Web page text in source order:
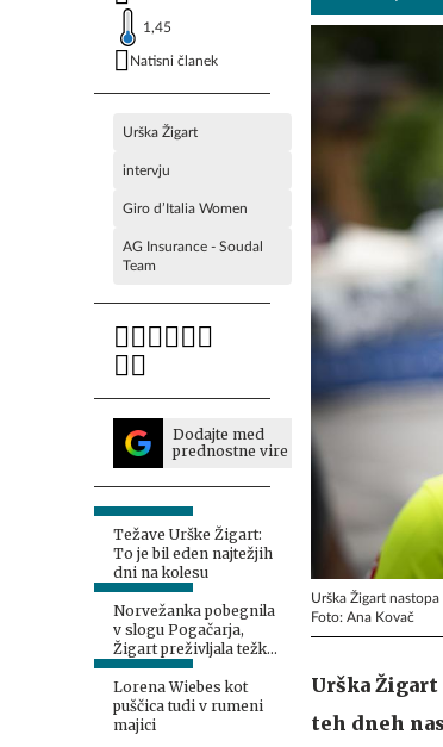
1,45
Natisni članek
Urška Žigart
intervju
Giro d’Italia Women
AG Insurance - Soudal
Team
Dodajte med
prednostne vire
Težave Urške Žigart:
To je bil eden najtežjih
dni na kolesu
Norvežanka pobegnila
v slogu Pogačarja,
Žigart preživljala težke
čase
Lorena Wiebes kot
puščica tudi v rumeni
majici
Urška Žigart
Foto: Ana Kovač
Urška Žigart
teh dneh